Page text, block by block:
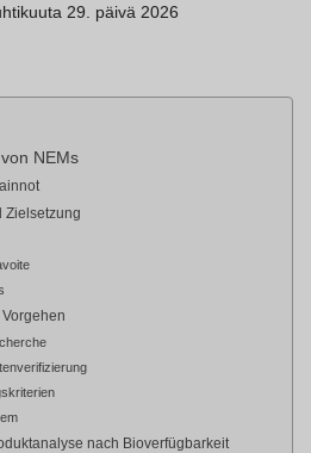
29. päivä 2026
NEMs
Zielsetzung
nach Bioverfügbarkeit